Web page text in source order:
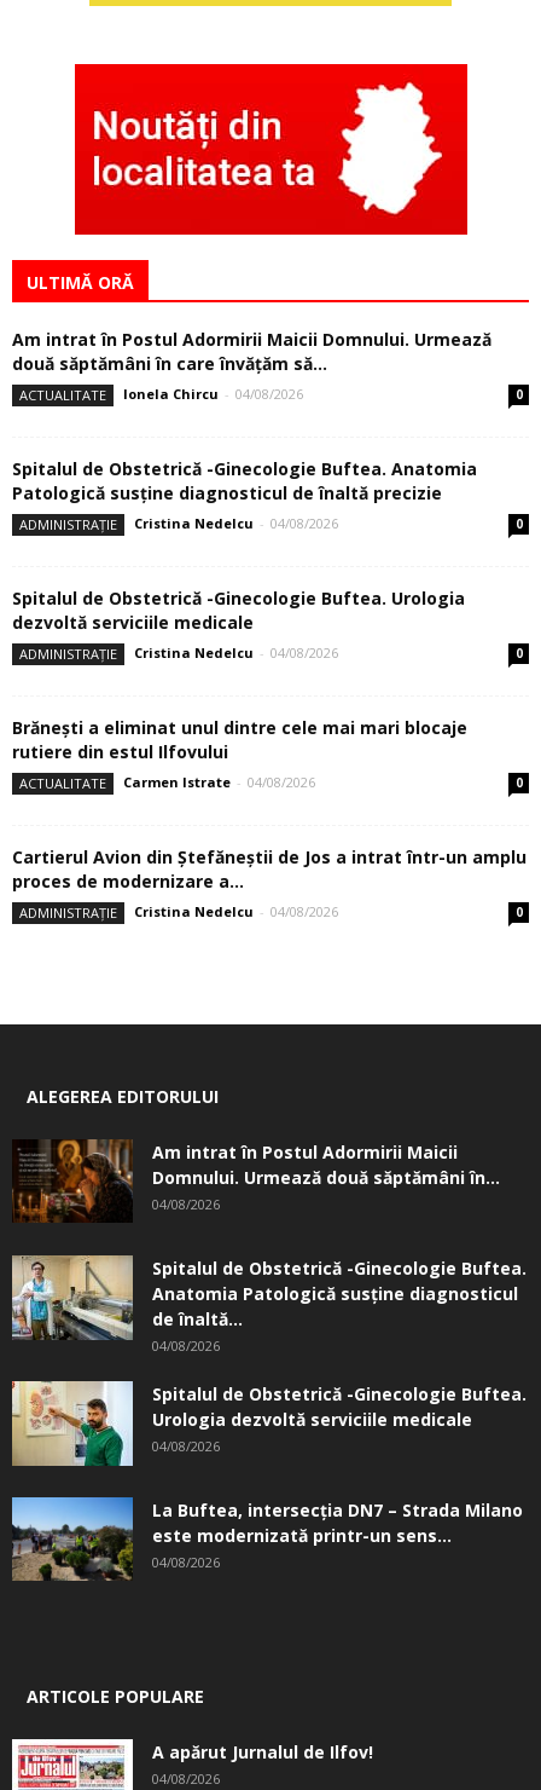
ULTIMĂ ORĂ
Am intrat în Postul Adormirii Maicii Domnului. Urmează
două săptămâni în care învăţăm să...
ACTUALITATE Ionela Chircu - 04/08/2026 0
Spitalul de Obstetrică -Ginecologie Buftea. Anatomia
Patologică susţine diagnosticul de înaltă precizie
ADMINISTRAȚIE Cristina Nedelcu - 04/08/2026 0
Spitalul de Obstetrică -Ginecologie Buftea. Urologia
dezvoltă serviciile medicale
ADMINISTRAȚIE Cristina Nedelcu - 04/08/2026 0
Brănești a eliminat unul dintre cele mai mari blocaje
rutiere din estul Ilfovului
ACTUALITATE Carmen Istrate - 04/08/2026 0
Cartierul Avion din Ştefăneştii de Jos a intrat într-un amplu
proces de modernizare a...
ADMINISTRAȚIE Cristina Nedelcu - 04/08/2026 0
ALEGEREA EDITORULUI
Am intrat în Postul Adormirii Maicii
Domnului. Urmează două săptămâni în...
04/08/2026
Spitalul de Obstetrică -Ginecologie Buftea.
Anatomia Patologică susţine diagnosticul
de înaltă...
04/08/2026
Spitalul de Obstetrică -Ginecologie Buftea.
Urologia dezvoltă serviciile medicale
04/08/2026
La Buftea, intersecţia DN7 – Strada Milano
este modernizată printr-un sens...
04/08/2026
ARTICOLE POPULARE
A apărut Jurnalul de Ilfov!
04/08/2026